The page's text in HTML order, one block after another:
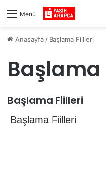
Menü
Anasayfa / Başlama Fiilleri
Başlama
Başlama Fiilleri
Başlama Fiilleri